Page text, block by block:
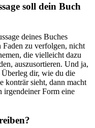
soll dein Buch
deines Buches
Faden zu verfolgen, nicht
die vielleicht dazu
auszusortieren. Und ja,
Überleg dir, wie du die
konträr sieht, dann macht
irgendeiner Form eine